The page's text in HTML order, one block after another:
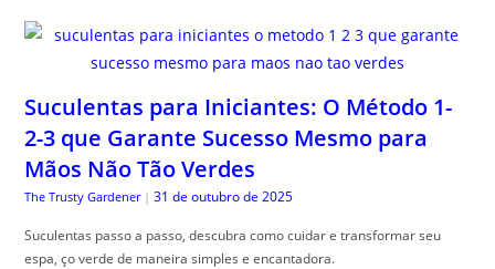
Suculentas para Iniciantes: O Método 1-
2-3 que Garante Sucesso Mesmo para
Mãos Não Tão Verdes
The Trusty Gardener | 31 de outubro de 2025
Suculentas passo a passo, descubra como cuidar e transformar seu
espa, ço verde de maneira simples e encantadora.